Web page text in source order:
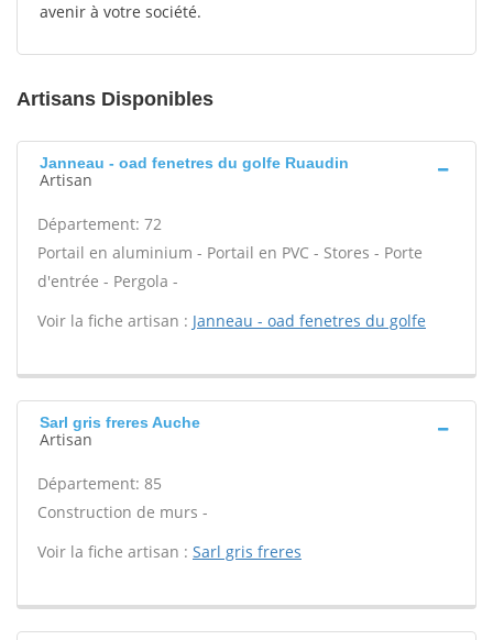
avenir à votre société.
Artisans Disponibles
Janneau - oad fenetres du golfe Ruaudin
Artisan
Département: 72
Portail en aluminium - Portail en PVC - Stores - Porte
d'entrée - Pergola -
Voir la fiche artisan : Janneau - oad fenetres du golfe
Sarl gris freres Auche
Artisan
Département: 85
Construction de murs -
Voir la fiche artisan : Sarl gris freres